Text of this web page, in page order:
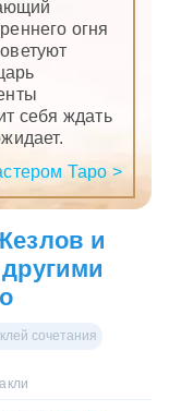
огня
себя ждать
Таро >
и
сочетания